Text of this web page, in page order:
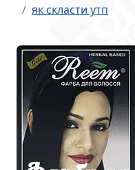
як скласти утп